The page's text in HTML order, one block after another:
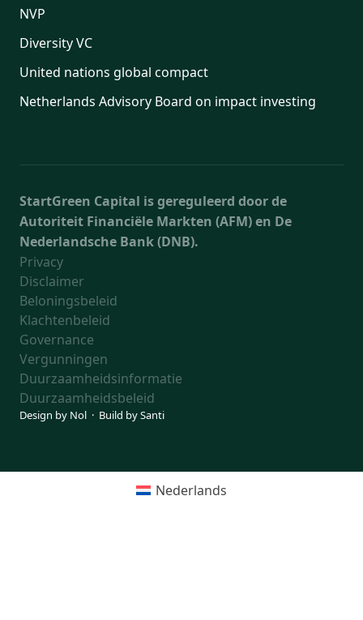
NVP
Diversity VC
United nations global compact
Netherlands Advisory Board on impact investing
StartGreen Capital is gereguleerd door de
Autoriteit Financiële Markten (AFM) en De
Nederlandsche Bank (DNB).
Privacy
Disclaimer
Beloningsbeleid
Klachtenbeleid
Governance
Vergunningen
Duurzaamheidsinformatie
Duurzaamheidsbeleid
Design by Nol · Build bySanti
Nederlands